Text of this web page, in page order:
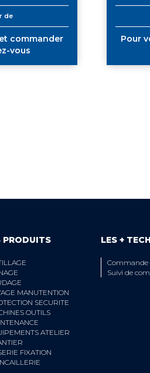
de
commander
vous
Pour
PRODUITS
MANUTENTION
SECURITE
OUTILS
ATELIER
FIXATION
LES +
Commande
Suivi de